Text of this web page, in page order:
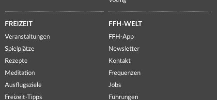
FREIZEIT
Veranstaltungen
Spielplätze
Rezepte
Meditation
Ausflugsziele
Freizeit-Tipps
FFH-WELT
FFH-App
Newsletter
Kontakt
Frequenzen
Jobs
Führungen